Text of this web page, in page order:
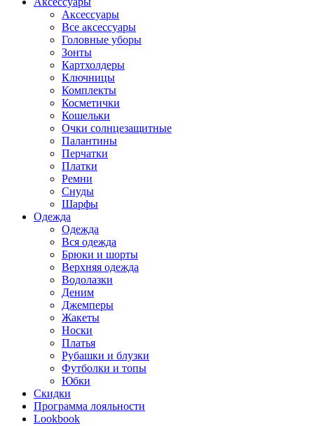
Аксессуары
Все аксессуары
Головные уборы
Зонты
Картхолдеры
Ключницы
Комплекты
Косметички
Кошельки
Очки солнцезащитные
Палантины
Перчатки
Платки
Ремни
Снуды
Шарфы
Одежда
Одежда
Вся одежда
Брюки и шорты
Верхняя одежда
Водолазки
Деним
Джемперы
Жакеты
Носки
Платья
Рубашки и блузки
Футболки и топы
Юбки
Скидки
Программа лояльности
Lookbook